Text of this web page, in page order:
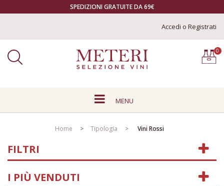
SPEDIZIONI GRATUITE DA 69€
Accedi o Registrati
0
MENU
+
+
VINI FRANCESI
VINI AUSTRIACI
Home > Tipologia > Vini Rossi
FILTRI
I PIÙ VENDUTI